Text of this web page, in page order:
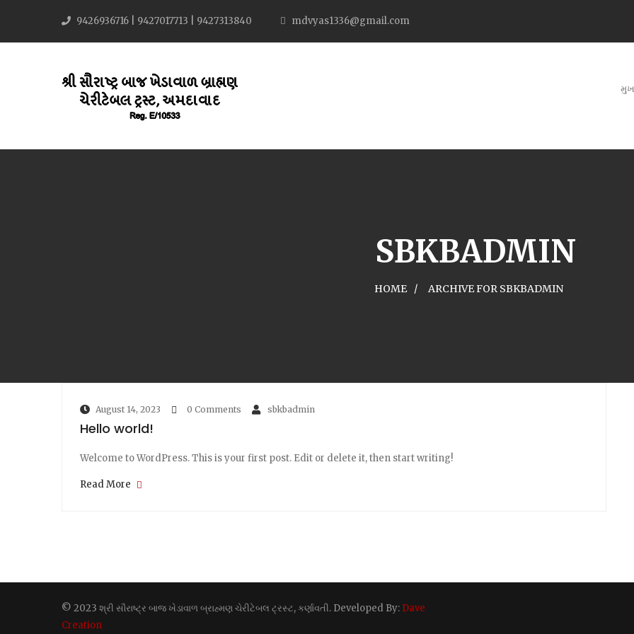
9426936716 | 9427017713 | 9427313840 mdvyas1336@gmail.com
SBKBADMIN
HOME ARCHIVE FOR SBKBADMIN
August 14, 2023 0 Comments sbkbadmin
Hello world!
Welcome to WordPress. This is your first post. Edit or delete it, then start writing!
Read More
© 2023 શ્રી સૌરાષ્ટ્ર બાજ ખેડાવાળ બ્રાહ્મણ ચેરીટેબલ ટ્રસ્ટ, કર્ણાવતી. Developed By: Dave
Creation